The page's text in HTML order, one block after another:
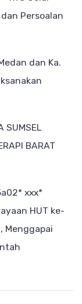
Persoalan
dan Ka.
SUMSEL
BARAT
ххх*
HUT ke-
Menggapai